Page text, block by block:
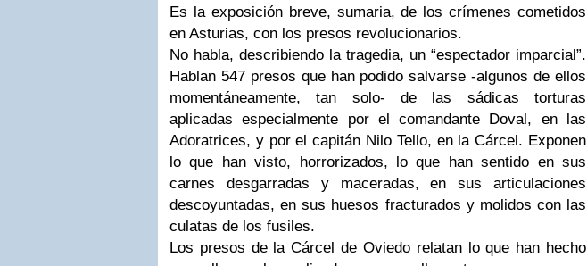
Es la exposición breve, sumaria, de los crímenes cometidos
en Asturias, con los presos revolucionarios.
No habla, describiendo la tragedia, un “espectador imparcial”.
Hablan 547 presos que han podido salvarse -algunos de ellos
momentáneamente, tan solo- de las sádicas torturas
aplicadas especialmente por el comandante Doval, en las
Adoratrices, y por el capitán Nilo Tello, en la Cárcel. Exponen
lo que han visto, horrorizados, lo que han sentido en sus
carnes desgarradas y maceradas, en sus articulaciones
descoyuntadas, en sus huesos fracturados y molidos con las
culatas de los fusiles.
Los presos de la Cárcel de Oviedo relatan lo que han hecho